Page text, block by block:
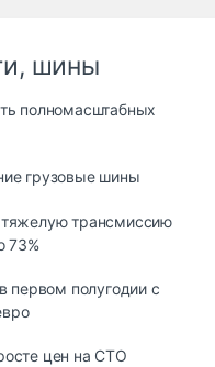
шины
полномасштабных
грузовые шины
тяжелую трансмиссию
73%
первом полугодии с
цен на СТО